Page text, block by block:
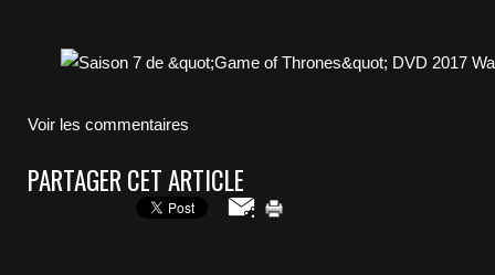
Voir les commentaires
PARTAGER CET ARTICLE